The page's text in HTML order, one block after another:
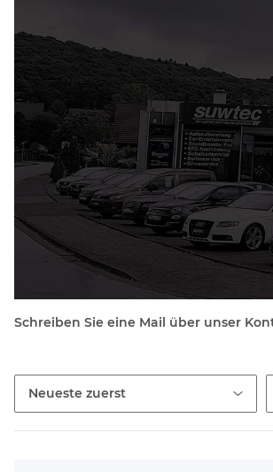
Schreiben Sie eine Mail über unser